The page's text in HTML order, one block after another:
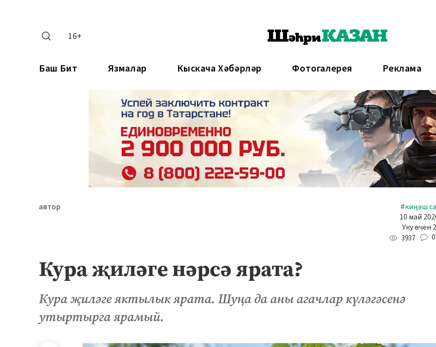
16+
Баш Бит Язмалар Кыскача Хәбәрләр Фотогалерея Реклама
автор
#киңәш
10 май
Уку өчен
3937 0
Кура җиләге нәрсә ярата?
Кура җиләге яктылык ярата. Шуңа да аны агачлар күләгәсенә
утыртырга ярамый.